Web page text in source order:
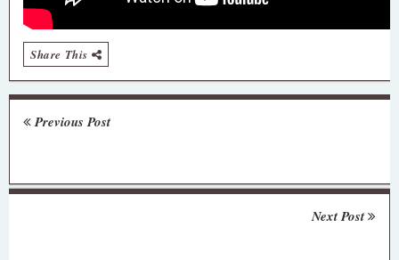
Share This
Previous Post
Next Post